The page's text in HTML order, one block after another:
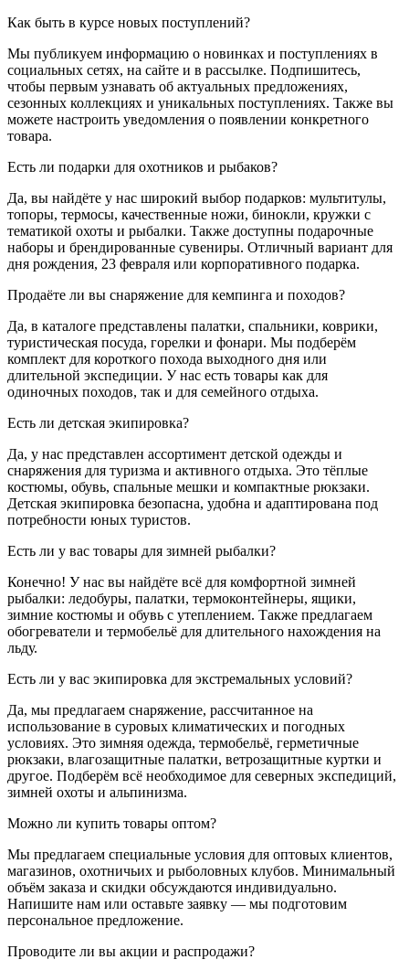
Как быть в курсе новых поступлений?
Мы публикуем информацию о новинках и поступлениях в
социальных сетях, на сайте и в рассылке. Подпишитесь,
чтобы первым узнавать об актуальных предложениях,
сезонных коллекциях и уникальных поступлениях. Также вы
можете настроить уведомления о появлении конкретного
товара.
Есть ли подарки для охотников и рыбаков?
Да, вы найдёте у нас широкий выбор подарков: мультитулы,
топоры, термосы, качественные ножи, бинокли, кружки с
тематикой охоты и рыбалки. Также доступны подарочные
наборы и брендированные сувениры. Отличный вариант для
дня рождения, 23 февраля или корпоративного подарка.
Продаёте ли вы снаряжение для кемпинга и походов?
Да, в каталоге представлены палатки, спальники, коврики,
туристическая посуда, горелки и фонари. Мы подберём
комплект для короткого похода выходного дня или
длительной экспедиции. У нас есть товары как для
одиночных походов, так и для семейного отдыха.
Есть ли детская экипировка?
Да, у нас представлен ассортимент детской одежды и
снаряжения для туризма и активного отдыха. Это тёплые
костюмы, обувь, спальные мешки и компактные рюкзаки.
Детская экипировка безопасна, удобна и адаптирована под
потребности юных туристов.
Есть ли у вас товары для зимней рыбалки?
Конечно! У нас вы найдёте всё для комфортной зимней
рыбалки: ледобуры, палатки, термоконтейнеры, ящики,
зимние костюмы и обувь с утеплением. Также предлагаем
обогреватели и термобельё для длительного нахождения на
льду.
Есть ли у вас экипировка для экстремальных условий?
Да, мы предлагаем снаряжение, рассчитанное на
использование в суровых климатических и погодных
условиях. Это зимняя одежда, термобельё, герметичные
рюкзаки, влагозащитные палатки, ветрозащитные куртки и
другое. Подберём всё необходимое для северных экспедиций,
зимней охоты и альпинизма.
Можно ли купить товары оптом?
Мы предлагаем специальные условия для оптовых клиентов,
магазинов, охотничьих и рыболовных клубов. Минимальный
объём заказа и скидки обсуждаются индивидуально.
Напишите нам или оставьте заявку — мы подготовим
персональное предложение.
Проводите ли вы акции и распродажи?